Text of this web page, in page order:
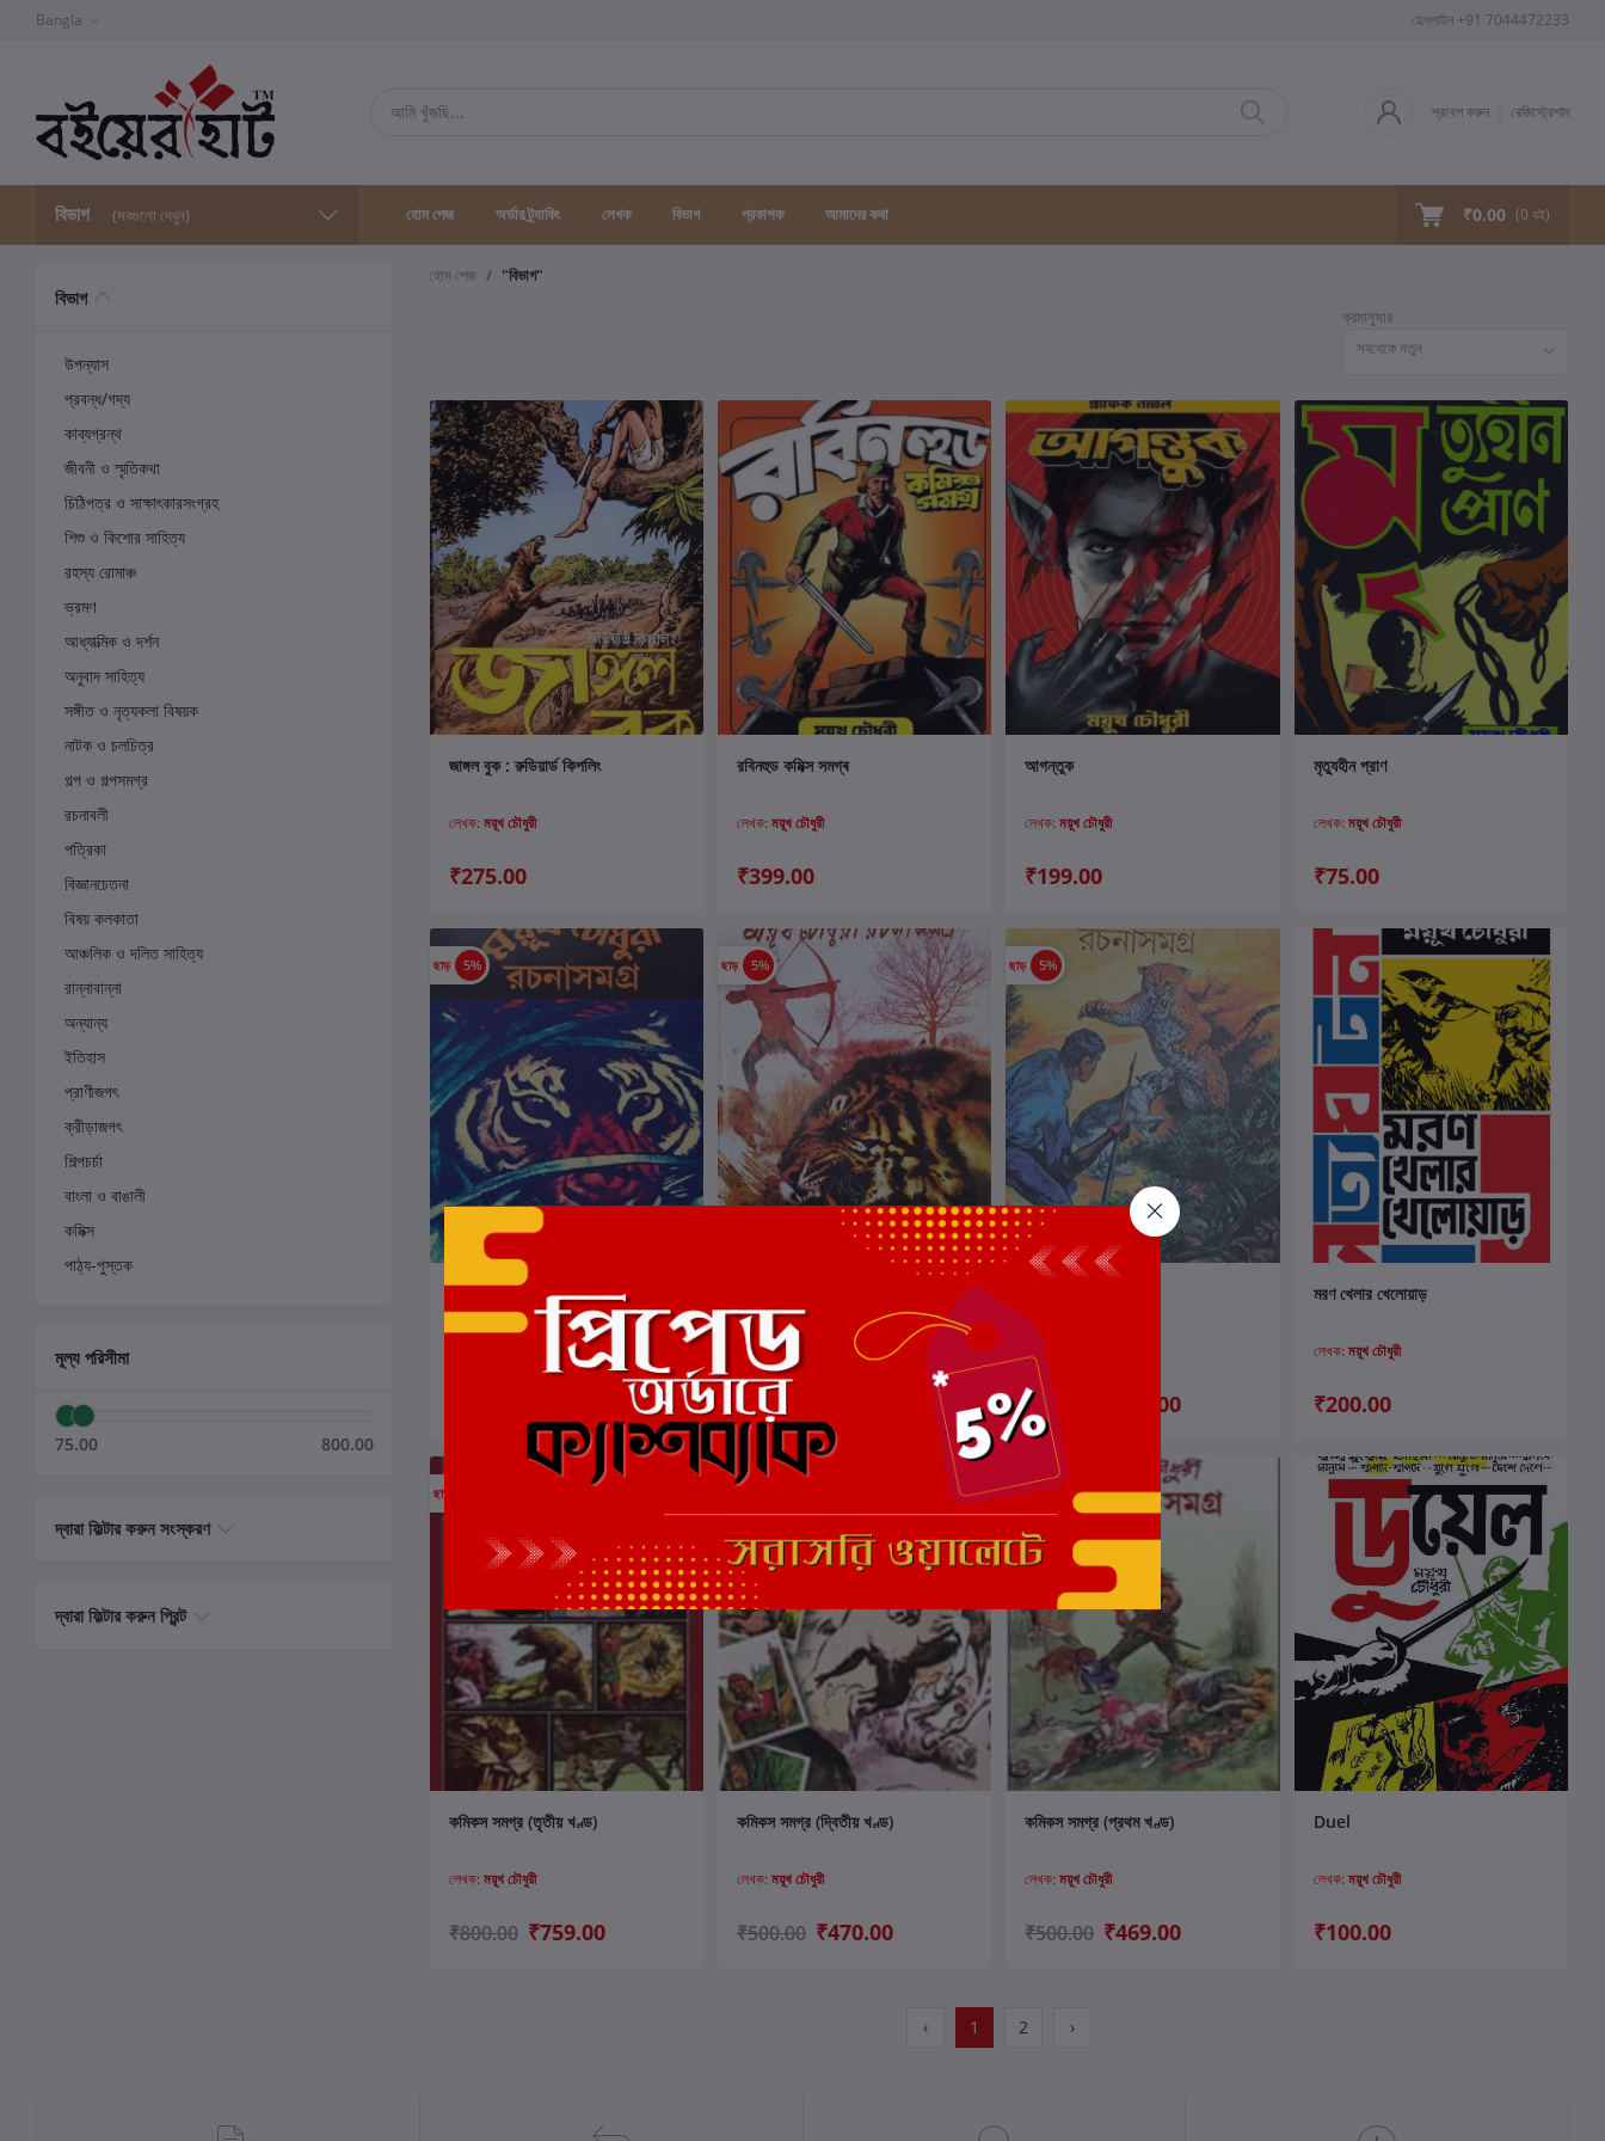
Bangla হেল্পলাইন +91 7044472233
প্রবেশ করুন রেজিস্ট্রেশান
বিভাগ (সবগুলো দেখুন) হোম পেজ অর্ডার ট্র্যাকিং লেখক বিভাগ প্রকাশক আমাদের কথা ₹0.00 (0 বই)
বিভাগ
উপন্যাস
প্রবন্ধ/গদ্য
কাব্যগ্রন্থ
জীবনী ও স্মৃতিকথা
চিঠিপত্র ও সাক্ষাৎকারসংগ্রহ
শিশু ও কিশোর সাহিত্য
রহস্য রোমাঞ্চ
ভ্রমণ
আধ্যাত্মিক ও দর্শন
অনুবাদ সাহিত্য
সঙ্গীত ও নৃত্যকলা বিষয়ক
নাটক ও চলচিত্র
গল্প ও গল্পসমগ্র
রচনাবলী
পত্রিকা
বিজ্ঞানচেতনা
বিষয় কলকাতা
আঞ্চলিক ও দলিত সাহিত্য
রান্নাবান্না
অন্যান্য
ইতিহাস
প্রাণীজগৎ
ক্রীড়াজগৎ
শিল্পচর্চা
বাংলা ও বাঙালী
কমিক্স
পাঠ্য-পুস্তক
মূল্য পরিসীমা
75.00 800.00
দ্বারা ফিল্টার করুন সংস্করণ
দ্বারা ফিল্টার করুন প্রিন্ট
হোম পেজ
"বিভাগ"
ক্রমানুসার
সবথেকে নতুন
কার্টে যোগ করুন
জাঙ্গল বুক : রুডিয়ার্ড কিপলিং
লেখক: ময়ূখ চৌধুরী
₹275.00
কার্টে যোগ করুন
রবিনহুড কমিক্স সমগ্ৰ
লেখক: ময়ূখ চৌধুরী
₹399.00
আগন্তুক
লেখক:ময়ূখ চৌধুরী
₹199.00
মৃত্যুহীন প্রাণ
লেখক: ময়ূখ চৌধুরী
₹75.00
ছাড় 5%
ময়ূখ চৌধুরী রচনাসমগ্র ৩
ছাড় 5%
লেখক:ময়ূখ চৌধুরী
₹500.00
ছাড় 5%
লেখক:
₹500.00 ₹475.00
কার্টে যোগ করুন
মরণ খেলার খেলোয়াড়
লেখক: ময়ূখ চৌধুরী
₹200.00
ছাড়
কার্টে যোগ করুন
কমিকস সমগ্র (তৃতীয় খণ্ড)
লেখক: ময়ূখ চৌধুরী
₹800.00 ₹759.00
ছাড়
কার্টে যোগ করুন
কমিকস সমগ্র (দ্বিতীয় খণ্ড)
লেখক: ময়ূখ চৌধুরী
₹500.00 ₹470.00
ছাড় 6%
কার্টে যোগ করুন
কমিকস সমগ্র (প্রথম খণ্ড)
লেখক:ময়ূখ চৌধুরী
₹500.00 ₹469.00
Duel
লেখক: ময়ূখ চৌধুরী
₹100.00
‹ 1 2 ›